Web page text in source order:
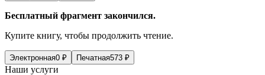
Бесплатный фрагмент закончился.
Купите книгу, чтобы продолжить чтение.
Электронная0 ₽ Печатная573 ₽
Наши услуги